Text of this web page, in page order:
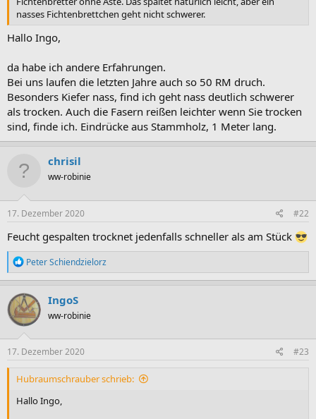
nasses Fichtenbrettchen geht nicht schwerer.
Hallo Ingo,
da habe ich andere Erfahrungen.
Bei uns laufen die letzten Jahre auch so 50 RM druch.
Besonders Kiefer nass, find ich geht nass deutlich schwerer
als trocken. Auch die Fasern reißen leichter wenn Sie trocken
sind, finde ich. Eindrücke aus Stammholz, 1 Meter lang.
chrisil
ww-robinie
17. Dezember 2020 #22
Feucht gespalten trocknet jedenfalls schneller als am Stück
R
e
a
k
t
i
o
n
e
Peter Schiendzielorz
IngoS
ww-robinie
17. Dezember 2020 #23
Hubraumschrauber schrieb:
Hallo Ingo,